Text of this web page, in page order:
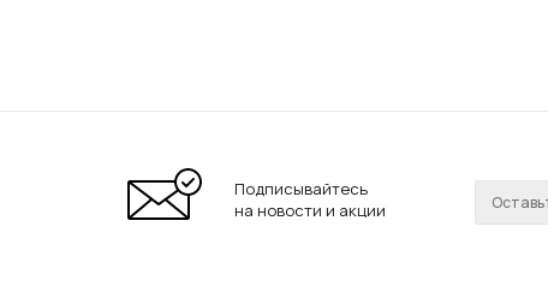
Подписывайтесь
на новости и акции